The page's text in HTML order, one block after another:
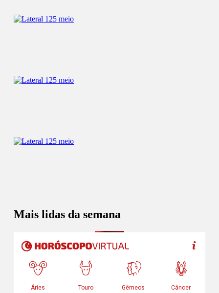
Mais lidas da semana